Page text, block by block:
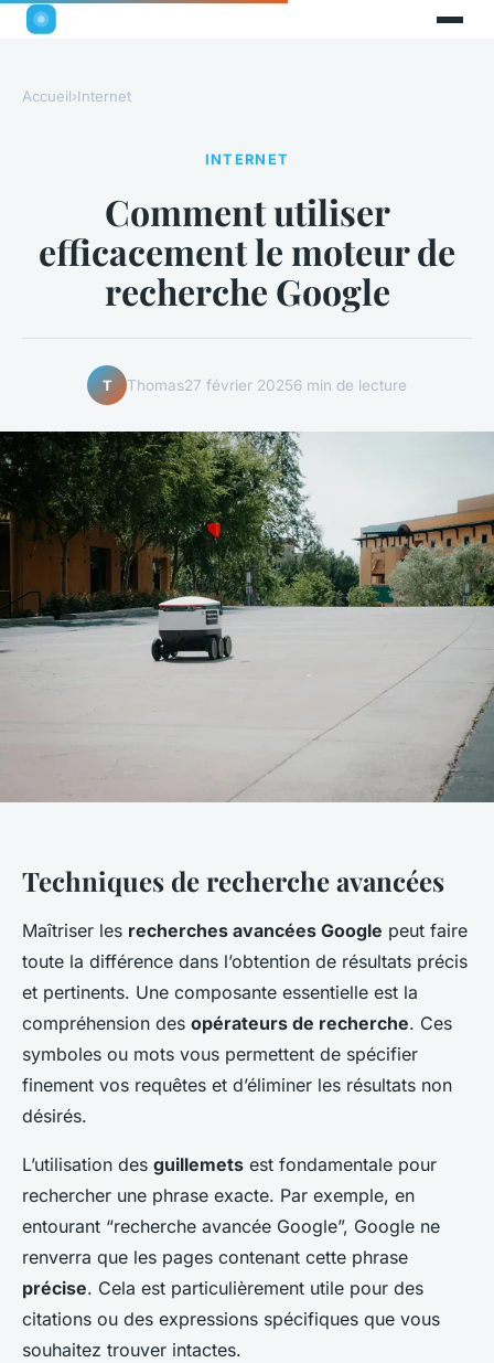
Accueil›Internet
INTERNET
Comment utiliser
efficacement le moteur de
recherche Google
T Thomas27 février 20256 min de lecture
Techniques de recherche avancées
Maîtriser les recherches avancées Google peut faire
toute la différence dans l’obtention de résultats précis
et pertinents. Une composante essentielle est la
compréhension des opérateurs de recherche. Ces
symboles ou mots vous permettent de spécifier
finement vos requêtes et d’éliminer les résultats non
désirés.
L’utilisation des guillemets est fondamentale pour
rechercher une phrase exacte. Par exemple, en
entourant “recherche avancée Google”, Google ne
renverra que les pages contenant cette phrase
précise. Cela est particulièrement utile pour des
citations ou des expressions spécifiques que vous
souhaitez trouver intactes.